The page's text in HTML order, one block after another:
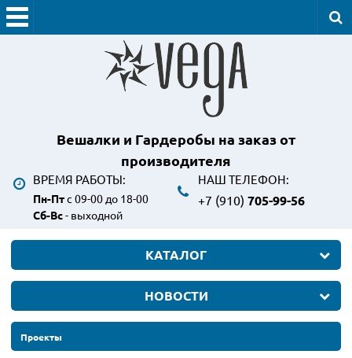
Вешалки и Гардеробы на заказ от
производителя
ВРЕМЯ РАБОТЫ:
Пн-Птс 09-00 до 18-00
Сб-Вс- выходной
НАШ ТЕЛЕФОН:
+7 (910) 705-99-56
КАТАЛОГ
НОВОСТИ
Проекты